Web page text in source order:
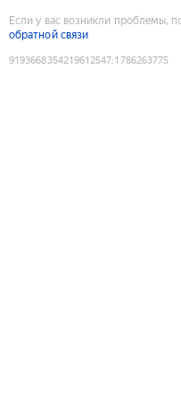
Если у вас возникли проблемы,
обратной связи
9193668354219612547:1786263775